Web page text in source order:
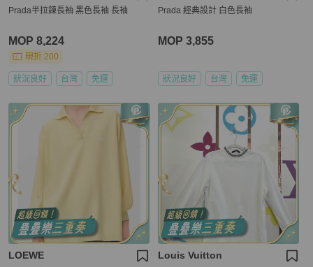
Prada半拉鍊長袖 黑色長袖 長袖
MOP 8,224
現折 200
狀況良好 台灣 免運
Prada 經典設計 白色長袖
MOP 3,855
狀況良好 台灣 免運
LOEWE Louis Vuitton